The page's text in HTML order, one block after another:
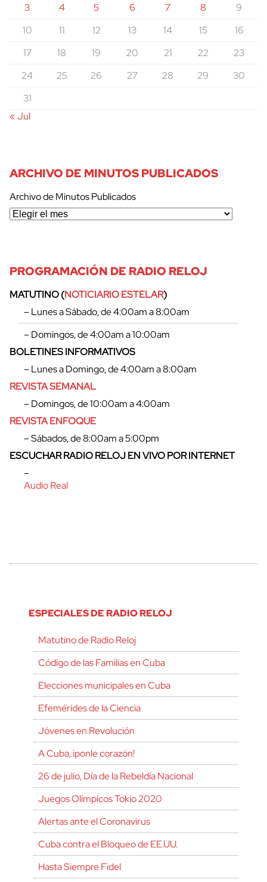
cerrar
3
4 5 6 7 8
9
10
11 12 13 14 15
16
17
18 19 20 21 22
23
24
25 26 27 28 29
30
31
« Jul
ARCHIVO DE MINUTOS PUBLICADOS
Archivo de Minutos Publicados
PROGRAMACIÓN DE RADIO RELOJ
MATUTINO (NOTICIARIO ESTELAR)
– Lunes a Sábado, de 4:00am a 8:00am
– Domingos, de 4:00am a 10:00am
BOLETINES INFORMATIVOS
– Lunes a Domingo, de 4:00am a 8:00am
REVISTA SEMANAL
– Domingos, de 10:00am a 4:00am
REVISTA ENFOQUE
– Sábados, de 8:00am a 5:00pm
ESCUCHAR RADIO RELOJ EN VIVO POR INTERNET
–
Audio Real
ESPECIALES DE RADIO RELOJ
Matutino de Radio Reloj
Código de las Familias en Cuba
Elecciones municipales en Cuba
Efemérides de la Ciencia
Jóvenes en Revolución
A Cuba, ¡ponle corazón!
26 de julio, Día de la Rebeldía Nacional
Juegos Olímpicos Tokio 2020
Alertas ante el Coronavirus
Cuba contra el Bloqueo de EE.UU.
Hasta Siempre Fidel